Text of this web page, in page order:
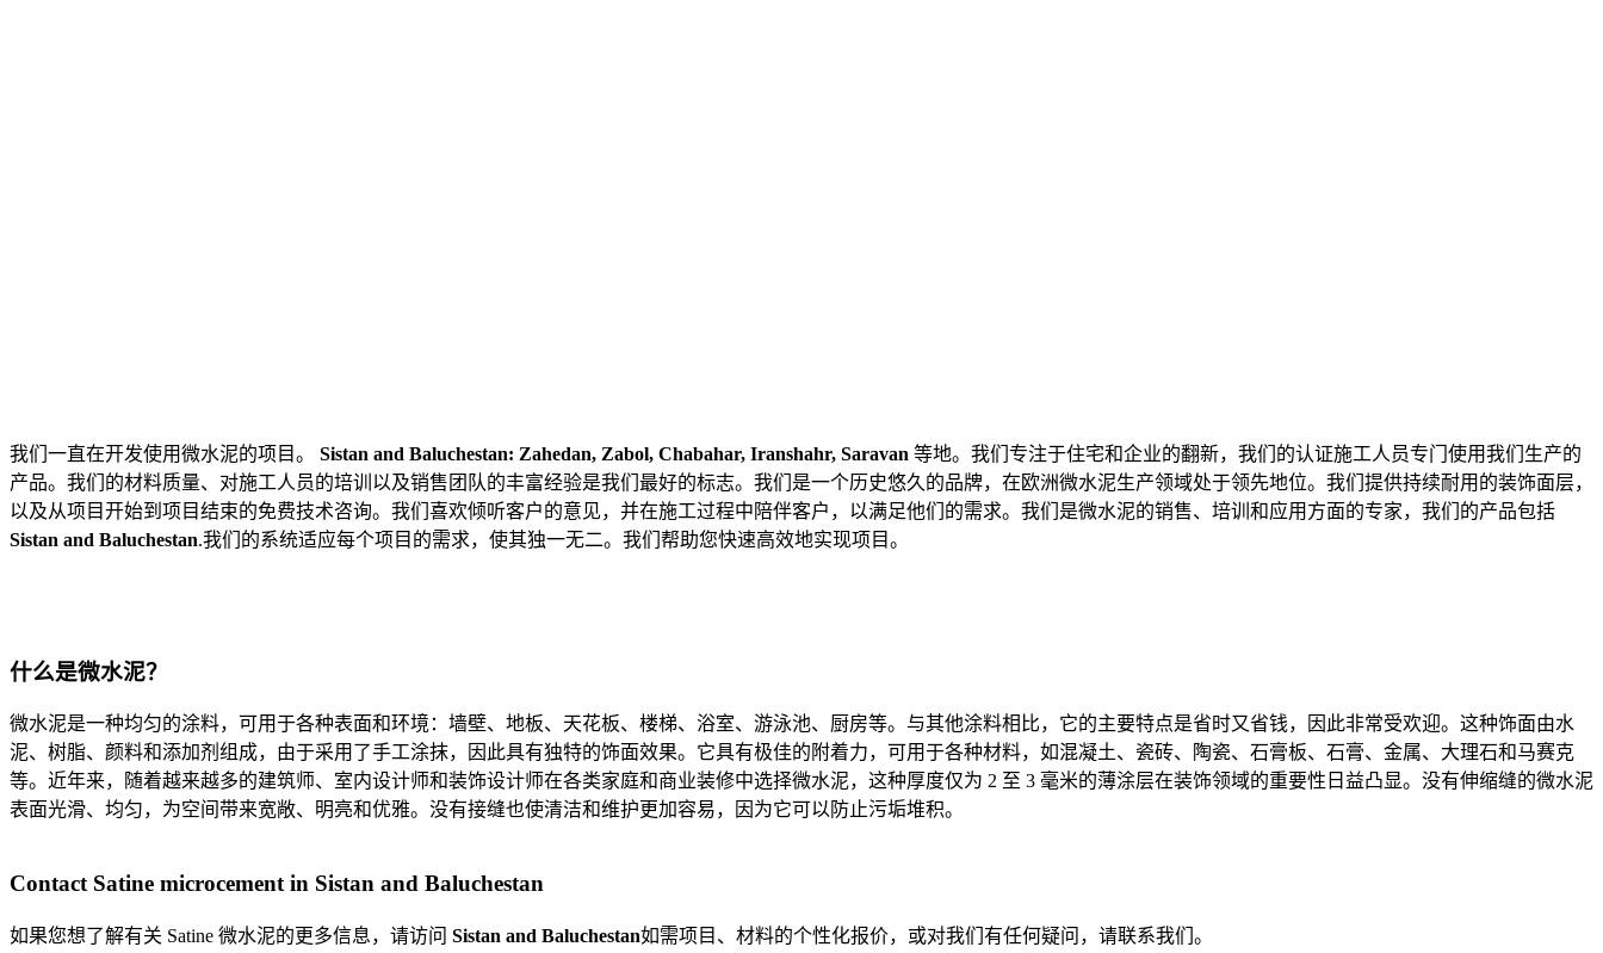
and Baluchestan
我们一直在开发使用微水泥的项目。 Sistan and Baluchestan: Zahedan, Zabol, Chabahar, Iranshahr, Saravan 等地。我们专注于住宅和企业的翻新，我们的认证施工人员专门使用我们生产的
产品。我们的材料质量、对施工人员的培训以及销售团队的丰富经验是我们最好的标志。我们是一个历史悠久的品牌，在欧洲微水泥生产领域处于领先地位。我们提供持续耐用的装饰面层，
以及从项目开始到项目结束的免费技术咨询。我们喜欢倾听客户的意见，并在施工过程中陪伴客户，以满足他们的需求。我们是微水泥的销售、培训和应用方面的专家，我们的产品包括
Sistan and Baluchestan.我们的系统适应每个项目的需求，使其独一无二。我们帮助您快速高效地实现项目。
什么是微水泥？
微水泥是一种均匀的涂料，可用于各种表面和环境：墙壁、地板、天花板、楼梯、浴室、游泳池、厨房等。与其他涂料相比，它的主要特点是省时又省钱，因此非常受欢迎。这种饰面由水
泥、树脂、颜料和添加剂组成，由于采用了手工涂抹，因此具有独特的饰面效果。它具有极佳的附着力，可用于各种材料，如混凝土、瓷砖、陶瓷、石膏板、石膏、金属、大理石和马赛克
等。近年来，随着越来越多的建筑师、室内设计师和装饰设计师在各类家庭和商业装修中选择微水泥，这种厚度仅为 2 至 3 毫米的薄涂层在装饰领域的重要性日益凸显。没有伸缩缝的微水泥
表面光滑、均匀，为空间带来宽敞、明亮和优雅。没有接缝也使清洁和维护更加容易，因为它可以防止污垢堆积。
Contact Satine microcement in Sistan and Baluchestan
如果您想了解有关 Satine 微水泥的更多信息，请访问 Sistan and Baluchestan如需项目、材料的个性化报价，或对我们有任何疑问，请联系我们。